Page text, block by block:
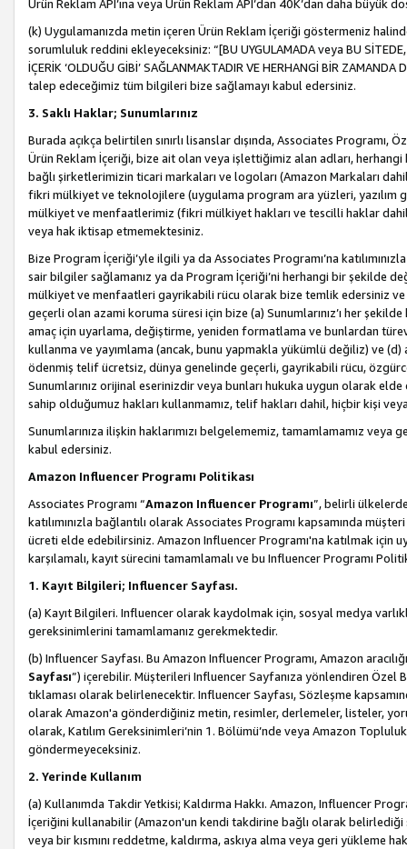
Ürün Reklam API’ına veya Ürün Reklam API’dan 40K’dan daha büyük
(k) Uygulamanızda metin içeren Ürün Reklam İçeriği göstermeniz
sorumluluk reddini ekleyeceksiniz: “[BU UYGULAMADA veya BU SİTEDE,
İÇERİK ‘OLDUĞU GİBİ’ SAĞLANMAKTADIR VE HERHANGİ BİR
talep edeceğimiz tüm bilgileri bize sağlamayı kabul edersiniz.
3. Saklı Haklar; Sunumlarınız
Burada açıkça belirtilen sınırlı lisanslar dışında, Associates Programı,
Ürün Reklam İçeriği, bize ait olan veya işlettiğimiz alan adları,
bağlı şirketlerimizin ticari markaları ve logoları (Amazon Markaları
fikri mülkiyet ve teknolojilere (uygulama program ara yüzleri,
mülkiyet ve menfaatlerimiz (fikri mülkiyet hakları ve tescilli haklar
veya hak iktisap etmemektesiniz.
Bize Program İçeriği’yle ilgili ya da Associates Programı’na
sair bilgiler sağlamanız ya da Program İçeriği’ni herhangi bir şekilde
mülkiyet ve menfaatleri gayrikabili rücu olarak bize temlik edersiniz ve
geçerli olan azami koruma süresi için bize (a) Sunumlarınız’ı her
amaç için uyarlama, değiştirme, yeniden formatlama ve bunlardan türev
kullanma ve yayımlama (ancak, bunu yapmakla yükümlü değiliz) ve
ödenmiş telif ücretsiz, dünya genelinde geçerli, gayrikabili rücu,
Sunumlarınız orijinal eserinizdir veya bunları hukuka uygun olarak
sahip olduğumuz hakları kullanmamız, telif hakları dahil, hiçbir kişi
Sunumlarınıza ilişkin haklarımızı belgelememiz, tamamlamamız
kabul edersiniz.
Amazon Influencer Programı Politikası
Associates Programı “Amazon Influencer Programı”, belirli
katılımınızla bağlantılı olarak Associates Programı kapsamında
ücreti elde edebilirsiniz. Amazon Influencer Programı'na katılmak için
karşılamalı, kayıt sürecini tamamlamalı ve bu Influencer Programı
1. Kayıt Bilgileri; Influencer Sayfası.
(a) Kayıt Bilgileri. Influencer olarak kaydolmak için, sosyal medya
gereksinimlerini tamamlamanız gerekmektedir.
(b) Influencer Sayfası. Bu Amazon Influencer Programı, Amazon
Sayfası”) içerebilir. Müşterileri Influencer Sayfanıza yönlendiren Özel
tıklaması olarak belirlenecektir. Influencer Sayfası, Sözleşme
olarak Amazon'a gönderdiğiniz metin, resimler, derlemeler, listeler,
olarak, Katılım Gereksinimleri’nin 1. Bölümü’nde veya Amazon
göndermeyeceksiniz.
2. Yerinde Kullanım
(a) Kullanımda Takdir Yetkisi; Kaldırma Hakkı. Amazon, Influencer
İçeriğini kullanabilir (Amazon'un kendi takdirine bağlı olarak belirlediği
veya bir kısmını reddetme, kaldırma, askıya alma veya geri yükleme